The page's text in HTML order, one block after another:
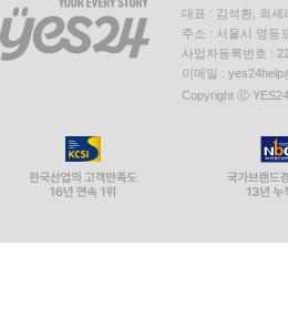
대표 : 김석환, 최세
주소 : 서울시 영등
사업자등록번호 :
이메일 :
Copyright ⓒ